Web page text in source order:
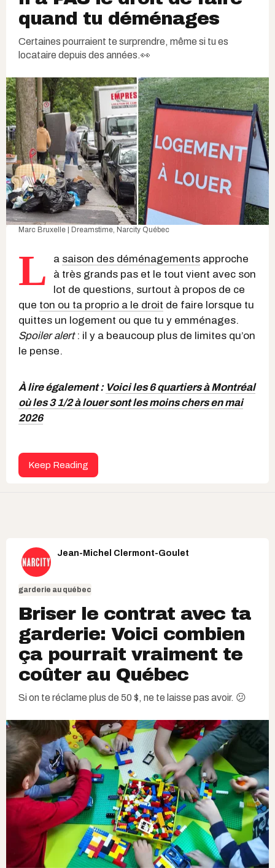
quand tu déménages
Certaines pourraient te surprendre, même si tu es
locataire depuis des années.👀
Marc Bruxelle | Dreamstime, Narcity Québec
L a saison des déménagements approche
à très grands pas et le tout vient avec son
lot de questions, surtout à propos de ce
que ton ou ta proprio a le droit de faire lorsque tu
quittes un logement ou que tu y emménages.
Spoiler alert : il y a beaucoup plus de limites qu’on
le pense.
À lire également : Voici les 6 quartiers à Montréal
où les 3 1/2 à louer sont les moins chers en mai
2026
Keep Reading
Jean-Michel Clermont-Goulet
garderie au québec
Briser le contrat avec ta
garderie: Voici combien
ça pourrait vraiment te
coûter au Québec
Si on te réclame plus de 50 $, ne te laisse pas avoir. 😕